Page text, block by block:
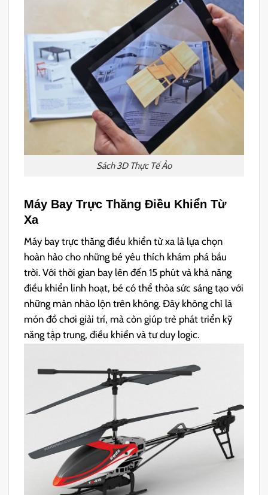
Sách 3D Thực Tế Ảo
Máy Bay Trực Thăng Điều Khiển Từ
Xa
Máy bay trực thăng điều khiển từ xa là lựa chọn
hoàn hảo cho những bé yêu thích khám phá bầu
trời. Với thời gian bay lên đến 15 phút và khả năng
điều khiển linh hoạt, bé có thể thỏa sức sáng tạo với
những màn nhào lộn trên không. Đây không chỉ là
món đồ chơi giải trí, mà còn giúp trẻ phát triển kỹ
năng tập trung, điều khiển và tư duy logic.